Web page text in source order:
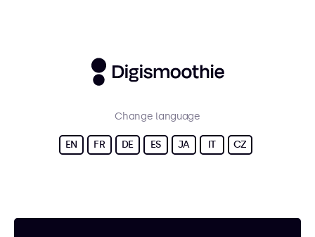
Change language
EN FR DE ES JA IT CZ